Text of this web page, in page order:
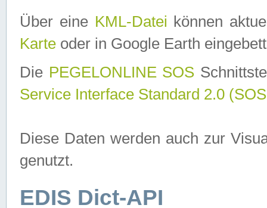
Über eine KML-Datei können
Karte oder in Google Earth
Die PEGELONLINE SOS
Service Interface Standard 2.0
Diese Daten werden auch zur
genutzt.
EDIS Dict-API